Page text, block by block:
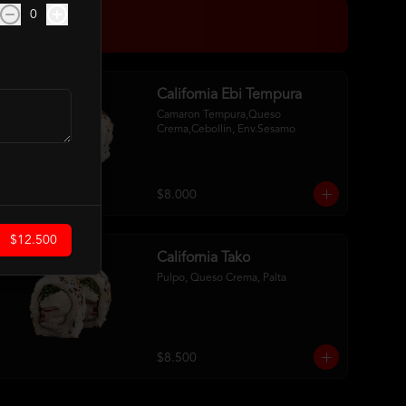
California Ebi Tempura
Camaron Tempura,Queso
Crema,Cebollin, Env.Sesamo
$8.000
California Tako
Pulpo, Queso Crema, Palta
$8.500
0
$12.500